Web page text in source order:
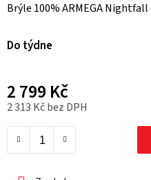
Brýle 100% ARMEGA
Do týdne
2 799 Kč
2 313 Kč bez DPH